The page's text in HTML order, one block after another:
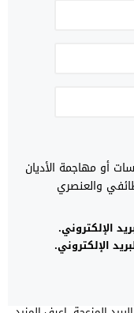
أو مهاجمة الأديان
والعنصري
الإلكتروني.
الإلكتروني.